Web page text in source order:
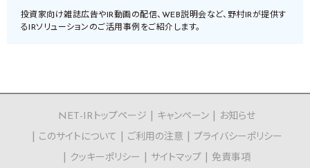
投資家向け雑誌広告やIR動画の配信、WEB説明会など、野村IRが提供す
るIRソリューションのご活用事例をご紹介します。
NET-IRトップページ キャンペーン
お知らせ
このサイトについて
ご利用の注意
プライバシーポリシー
クッキーポリシー
サイトマップ 免責事項